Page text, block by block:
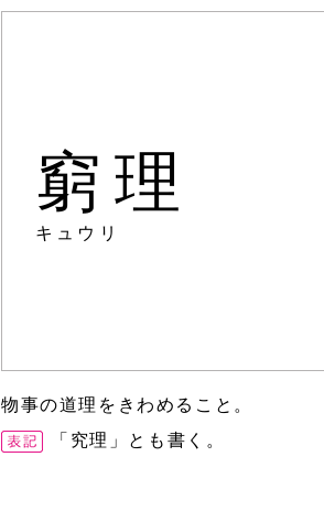
窮理
キュウリ
物事の道理をきわめること。
「究理」とも書く。